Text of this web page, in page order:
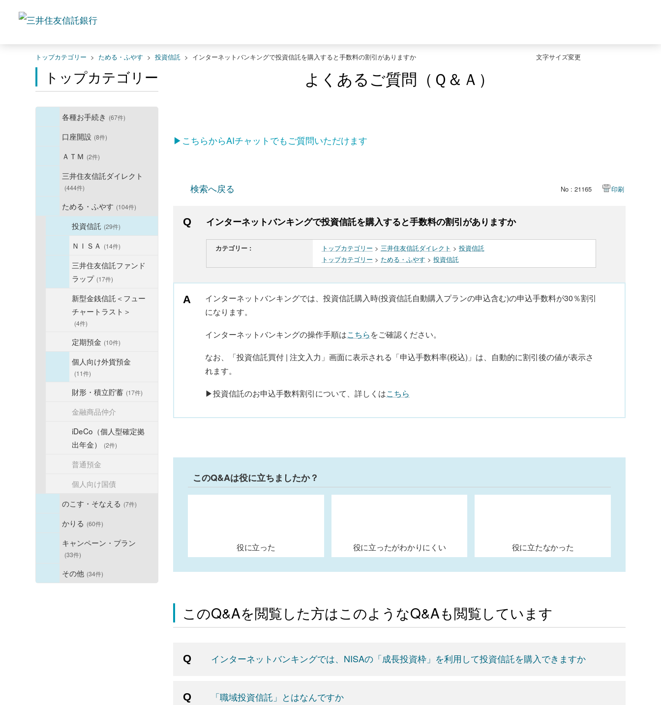
文字サイズ変更
トップカテゴリー > ためる・ふやす > 投資信託 > インターネットバンキングで投資信託を購入すると手数料の割引がありますか
トップカテゴリー
各種お手続き (67件)
口座開設 (8件)
ＡＴＭ (2件)
三井住友信託ダイレクト
(444件)
ためる・ふやす (104件)
投資信託 (29件)
ＮＩＳＡ (14件)
三井住友信託ファンド
ラップ (17件)
新型金銭信託＜フュー
チャートラスト＞
(4件)
定期預金 (10件)
個人向け外貨預金
(11件)
財形・積立貯蓄 (17件)
金融商品仲介
iDeCo（個人型確定拠
出年金）
(2件)
普通預金
個人向け国債
のこす・そなえる (7件)
かりる (60件)
キャンペーン・プラン
(33件)
その他 (34件)
よくあるご質問（Ｑ＆Ａ）
▶こちらからAIチャットでもご質問いただけます
検索へ戻る No : 21165 印刷
インターネットバンキングで投資信託を購入すると手数料の割引がありますか
カテゴリー : トップカテゴリー > 三井住友信託ダイレクト > 投資信託
トップカテゴリー > ためる・ふやす > 投資信託
インターネットバンキングでは、投資信託購入時(投資信託自動購入プランの申込含む)の申込手数料が30％割引
になります。
インターネットバンキングの操作手順はこちらをご確認ください。
なお、「投資信託買付 | 注文入力」画面に表示される「申込手数料率(税込)」は、自動的に割引後の値が表示さ
れます。
▶投資信託のお申込手数料割引について、詳しくはこちら
このQ&Aは役に立ちましたか？
役に立った 役に立ったがわかりにくい 役に立たなかった
このQ&Aを閲覧した方はこのようなQ&Aも閲覧しています
インターネットバンキングでは、NISAの「成長投資枠」を利用して投資信託を購入できますか
「職域投資信託」とはなんですか